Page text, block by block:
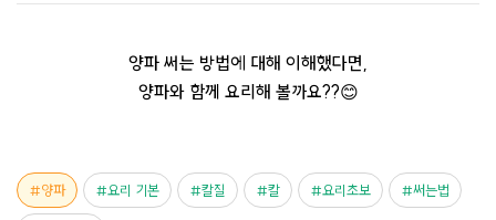
양파 써는 방법에 대해 이해했다면,
양파와 함께 요리해 볼까요??😊
양파 요리 기본 칼질 칼 요리초보 써는법